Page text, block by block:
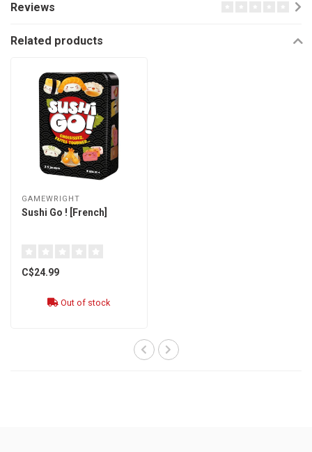
Reviews
Related products
GAMEWRIGHT
Sushi Go ! [French]
C$24.99
Out of stock